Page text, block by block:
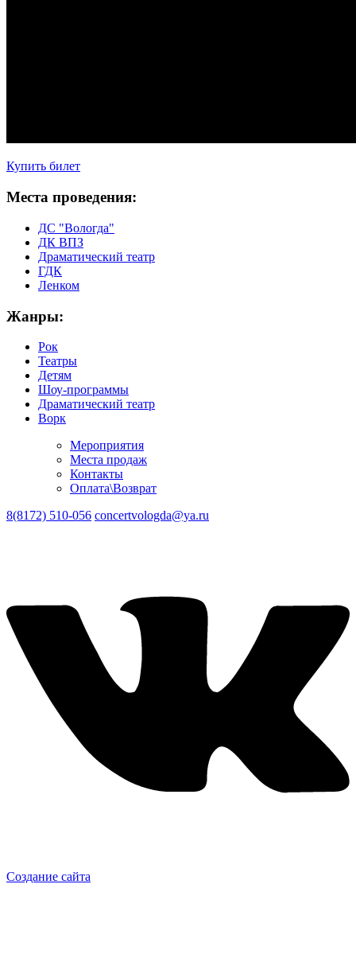
Купить билет
Места проведения:
ДС "Вологда"
ДК ВПЗ
Драматический театр
ГДК
Ленком
Жанры:
Рок
Театры
Детям
Шоу-программы
Драматический театр
Ворк
Мероприятия
Места продаж
Контакты
Оплата\Возврат
8(8172) 510-056 concertvologda@ya.ru
Создание сайта